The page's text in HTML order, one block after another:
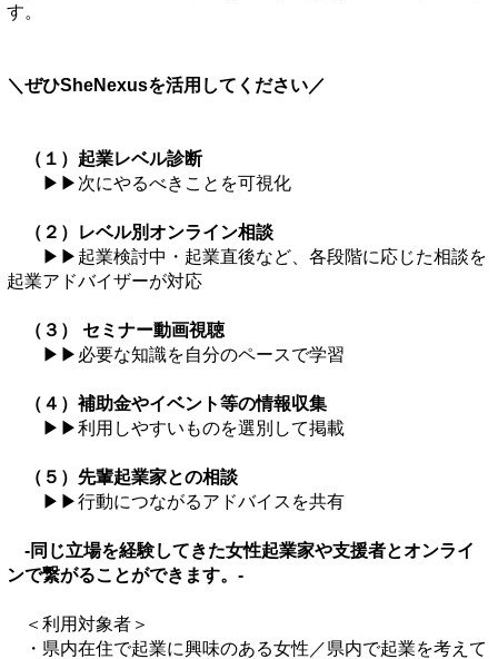
す。
＼ぜひSheNexusを活用してください／
（１）起業レベル診断
▶▶次にやるべきことを可視化
（２）レベル別オンライン相談
▶▶起業検討中・起業直後など、各段階に応じた相談を
起業アドバイザーが対応
（３） セミナー動画視聴
▶▶必要な知識を自分のペースで学習
（４）補助金やイベント等の情報収集
▶▶利用しやすいものを選別して掲載
（５）先輩起業家との相談
▶▶行動につながるアドバイスを共有
‐同じ立場を経験してきた女性起業家や支援者とオンライ
ンで繋がることができます。‐
＜利用対象者＞
・県内在住で起業に興味のある女性／県内で起業を考えて